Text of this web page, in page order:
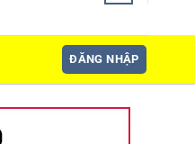
ĐĂNG NHẬP